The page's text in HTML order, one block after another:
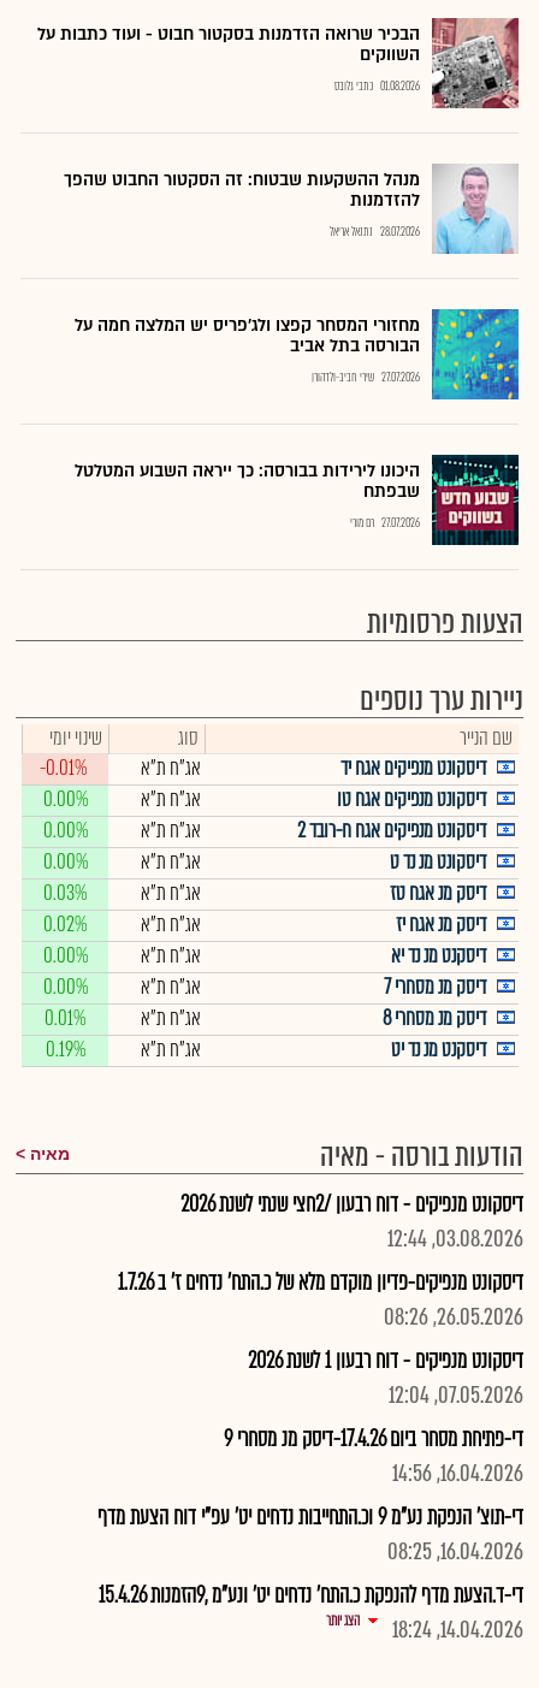
הבכיר שרואה הזדמנות בסקטור חבוט - ועוד כתבות על
השווקים
01.08.2026 כתבי גלובס
מנהל ההשקעות שבטוח: זה הסקטור החבוט שהפך
להזדמנות
28.07.2026 נתנאל אריאל
מחזורי המסחר קפצו ולג'פריס יש המלצה חמה על
הבורסה בתל אביב
27.07.2026 שירי חביב-ולדהורן
היכונו לירידות בבורסה: כך ייראה השבוע המטלטל
שבפתח
27.07.2026 רם מורי
הצעות פרסומיות
ניירות ערך נוספים
שם הנייר סוג
שינוי יומי
דיסקונט מנפיקים אגח יד
אג"ח ת"א
-0.01%
דיסקונט מנפיקים אגח טו
אג"ח ת"א
0.00%
דיסקונט מנפיקים אגח ח-רובד 2
אג"ח ת"א
0.00%
דיסקונט מנ נד ט
אג"ח ת"א
0.00%
דיסק מנ אגח טז
אג"ח ת"א
0.03%
דיסק מנ אגח יז
אג"ח ת"א
0.02%
דיסקנט מנ נד יא
אג"ח ת"א
0.00%
דיסק מנ מסחרי 7
אג"ח ת"א
0.00%
דיסק מנ מסחרי 8
אג"ח ת"א
0.01%
דיסקנט מנ נד יט
אג"ח ת"א 0.19%
הודעות בורסה - מאיה מאיה
דיסקונט מנפיקים - דוח רבעון /2חצי שנתי לשנת 2026
03.08.2026, 12:44
דיסקונט מנפיקים-פדיון מוקדם מלא של כ.התח' נדחים ז' ב 1.7.26
26.05.2026, 08:26
דיסקונט מנפיקים - דוח רבעון 1 לשנת 2026
07.05.2026, 12:04
די-פתיחת מסחר ביום 17.4.26-דיסק מנ מסחרי 9
16.04.2026, 14:56
די-תוצ' הנפקת נע"מ 9 וכ.התחייבות נדחים יט' עפ"י דוח הצעת מדף
16.04.2026, 08:25
די-ד.הצעת מדף להנפקת כ.התח' נדחים יט' ונע"מ ,9הזמנות 15.4.26
14.04.2026, 18:24
הצג יותר